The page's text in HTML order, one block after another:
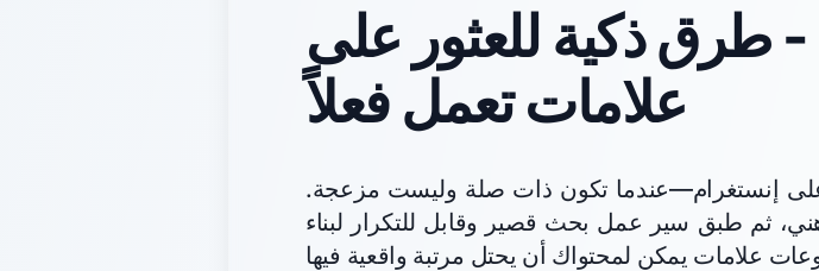
- طرق ذكية للعثور على
علامات تعمل فعلاً
على إنستغرام—عندما تكون ذات صلة وليست مزعجة.
ثم طبق سير عمل بحث قصير وقابل للتكرار لبناء